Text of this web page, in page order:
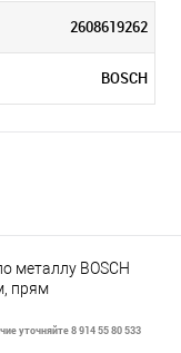
2608619262
BOSCH
металлу BOSCH
прям
уточняйте 8 914 55 80 533